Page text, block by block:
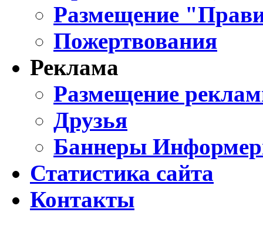
Размещение
Пожертвования
Реклама
Размещение
Друзья
Баннеры
Статистика сайта
Контакты